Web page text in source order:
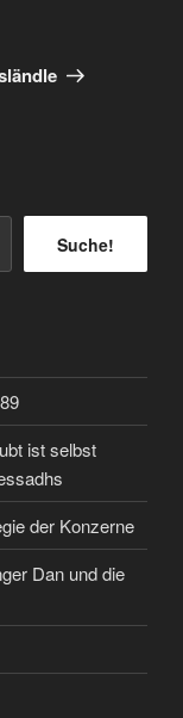
Suche!
ist selbst
der Konzerne
Dan und die